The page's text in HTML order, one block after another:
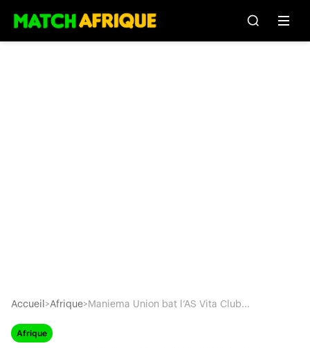
Accueil >Afrique> Maniema Union bat l’AS Vita Club...
Afrique